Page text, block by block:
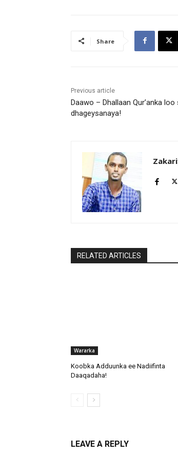
Share
Previous article
Daawo – Dhallaan Qur’anka
dhageysanaya!
RELATED ARTICLES
Wararka
Koobka Adduunka ee Nadiifinta
Daaqadaha!
LEAVE A REPLY